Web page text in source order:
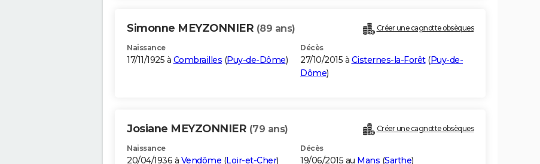
Simonne MEYZONNIER (89 ans) Créer une cagnotte obsèques
Naissance
17/11/1925 à Combrailles (Puy-de-Dôme)
Décès
27/10/2015 à Cisternes-la-Forêt(Puy-de-
Dôme)
Josiane MEYZONNIER (79 ans) Créer une cagnotte obsèques
Naissance
20/04/1936 à Vendôme (Loir-et-Cher)
Décès
19/06/2015 au Mans (Sarthe)